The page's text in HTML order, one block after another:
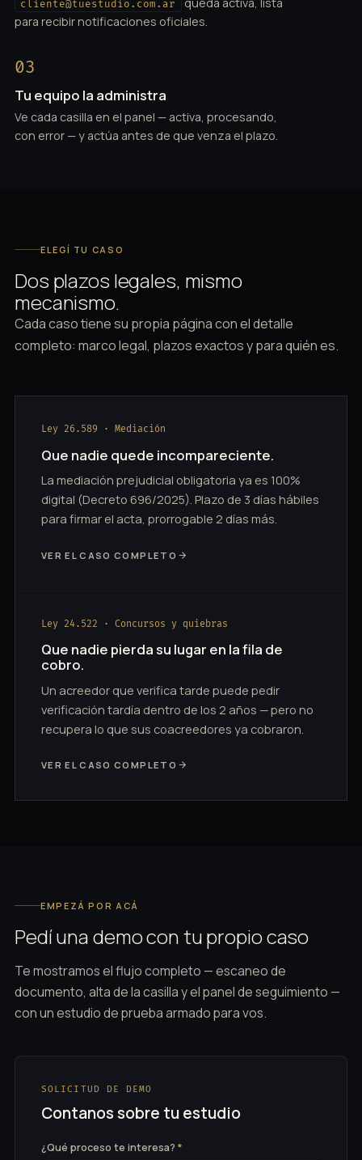
cliente@tuestudio.com.ar
para recibir notificaciones oficiales.
03
Tu equipo la administra
Ve cada casilla en el panel — activa, procesando,
con error — y actúa antes de que venza el plazo.
ELEGÍ TU CASO
Dos plazos legales, mismo
mecanismo.
Cada caso tiene su propia página con el detalle
completo: marco legal, plazos exactos y para quién es.
Ley 26.589 · Mediación
Que nadie quede incompareciente.
La mediación prejudicial obligatoria ya es 100%
digital (Decreto 696/2025). Plazo de 3 días hábiles
para firmar el acta, prorrogable 2 días más.
VER EL CASO COMPLETO
Ley 24.522 · Concursos y quiebras
Que nadie pierda su lugar en la fila de
cobro.
Un acreedor que verifica tarde puede pedir
verificación tardía dentro de los 2 años — pero no
recupera lo que sus coacreedores ya cobraron.
VER EL CASO COMPLETO
EMPEZÁ POR ACÁ
Pedí una demo con tu propio caso
Te mostramos el flujo completo — escaneo de
documento, alta de la casilla y el panel de seguimiento —
con un estudio de prueba armado para vos.
SOLICITUD DE DEMO
Contanos sobre tu estudio
¿Qué proceso te interesa? *